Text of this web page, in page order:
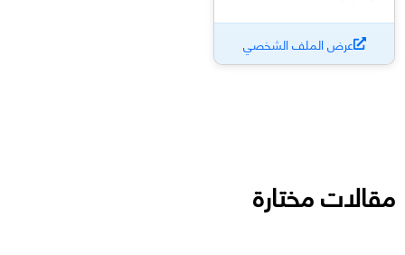
عرض الملف الشخصي
مقالات مختارة